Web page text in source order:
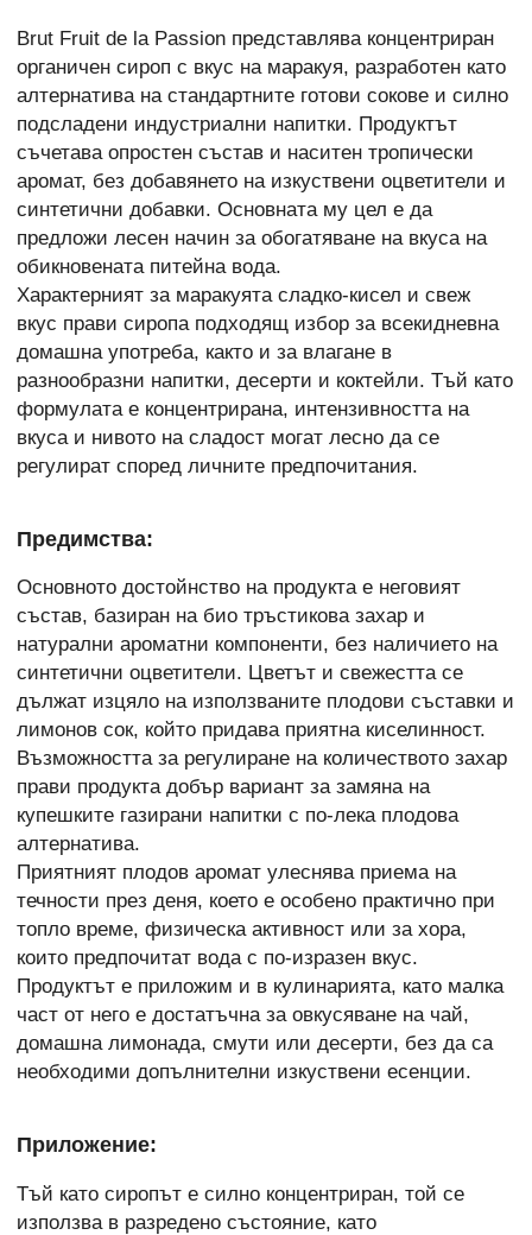
Brut Fruit de la Passion представлява концентриран
органичен сироп с вкус на маракуя, разработен като
алтернатива на стандартните готови сокове и силно
подсладени индустриални напитки. Продуктът
съчетава опростен състав и наситен тропически
аромат, без добавянето на изкуствени оцветители и
синтетични добавки. Основната му цел е да
предложи лесен начин за обогатяване на вкуса на
обикновената питейна вода.
Характерният за маракуята сладко-кисел и свеж
вкус прави сиропа подходящ избор за всекидневна
домашна употреба, както и за влагане в
разнообразни напитки, десерти и коктейли. Тъй като
формулата е концентрирана, интензивността на
вкуса и нивото на сладост могат лесно да се
регулират според личните предпочитания.
Предимства:
Основното достойнство на продукта е неговият
състав, базиран на био тръстикова захар и
натурални ароматни компоненти, без наличието на
синтетични оцветители. Цветът и свежестта се
дължат изцяло на използваните плодови съставки и
лимонов сок, който придава приятна киселинност.
Възможността за регулиране на количеството захар
прави продукта добър вариант за замяна на
купешките газирани напитки с по-лека плодова
алтернатива.
Приятният плодов аромат улеснява приема на
течности през деня, което е особено практично при
топло време, физическа активност или за хора,
които предпочитат вода с по-изразен вкус.
Продуктът е приложим и в кулинарията, като малка
част от него е достатъчна за овкусяване на чай,
домашна лимонада, смути или десерти, без да са
необходими допълнителни изкуствени есенции.
Приложение:
Тъй като сиропът е силно концентриран, той се
използва в разредено състояние, като